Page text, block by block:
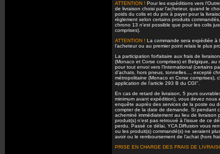
ATTENTION ! Pour les expéditions vers
de livraison choisi par l’acheteur, quand le
poids du colis et du prix à payer pour la
règlement selon certains produits
chrono 13 n’est possible que pour les colis
comprises).
ATTENTION ! La commande sera expédiée à
l’acheteur ou au premier point relais le plus
La participation forfaitaire aux frais de
(Monaco et Corse comprises) et Belgique, au
pour tout envoi vers l’International (certains
d’achats, hors pneus, tonnelles..., excepté
métropolitaine (Monaco et Corse comprises),
application de l’article 293 B du CGI".
En cas de retard de livraison, 5 jours
minimum avant expédition), vous devez
enquête auprès des services de la poste ou
compter de la date de demande. Si pendant
acheminé immédiatement au lieu de
produit(s) n’est pas retrouvé à l’issue de ce
perdu. Passé ce délai, YCA Diffusion vous
ou les produit(s) commandé(s) ne seraient
avoir ou le remboursement de l’achat (hors
PRISE EN CHARGE DES FRAIS DE